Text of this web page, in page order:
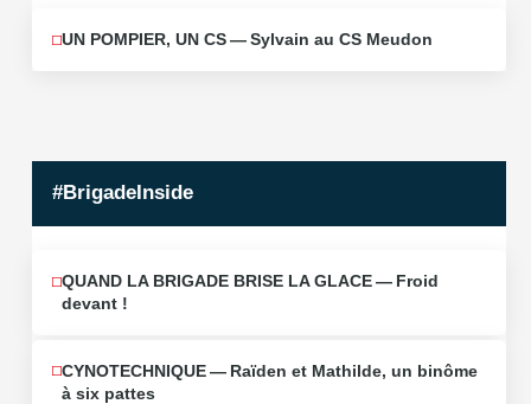
MAI
UN POMPIER, UN CS — Sylvain au CS Meudon
#BrigadeInside
QUAND LA BRIGADE BRISE LA GLACE — Froid
devant !
CYNOTECHNIQUE — Raïden et Mathilde, un binôme
à six pattes